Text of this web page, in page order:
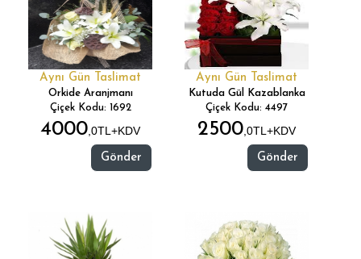
Aynı Gün Taslimat
Orkide Aranjmanı
Çiçek Kodu: 1692
4000,0TL+KDV
Gönder
Aynı Gün Taslimat
Kutuda Gül Kazablanka
Çiçek Kodu: 4497
2500,0TL+KDV
Gönder